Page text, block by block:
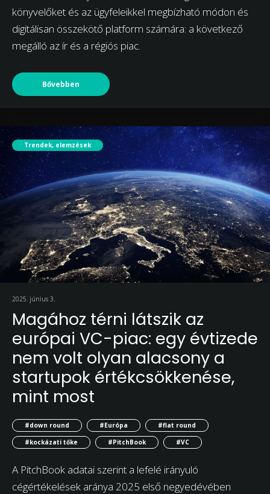
könyvelőket és az ügyfeleikkel megbízható módon és
digitálisan összekötő platform számára: a következő
megálló az ír és a régiós piac.
Bővebben
Trendek, elemzések
2025. június 3.
Magához térni látszik az
európai VC-piac: egy évtizede
nem volt olyan alacsony a
startupok értékcsökkenése,
mint most
#down round #Európa
#flat round
#kockázati tőke
#PitchBook #VC
A PitchBook adatai szerint a lefelé irányuló
cégértékelések aránya 2025 első negyedévében